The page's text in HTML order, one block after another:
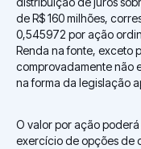
de R$ 160 milhões,
0,545972 por ação
Renda na fonte, exceto
comprovadamente não
na forma da legislação
O valor por ação
exercício de opções de